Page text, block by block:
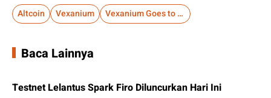
Altcoin Vexanium Vexanium Goes to Campus
Baca Lainnya
Testnet Lelantus Spark Firo Diluncurkan Hari Ini